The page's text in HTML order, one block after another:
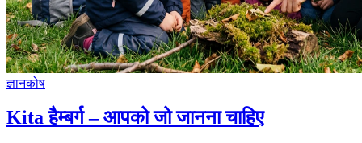
ज्ञानकोष
Kita हैम्बर्ग – आपको जो जानना चाहिए